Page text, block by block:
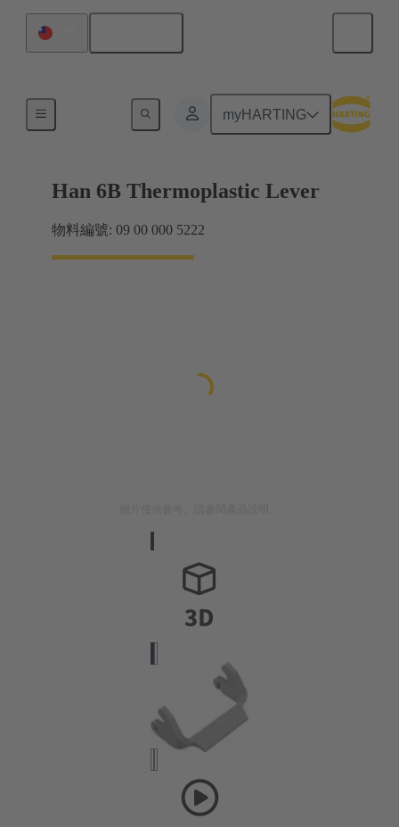
myHARTING
Han 6B Thermoplastic Lever
物料編號: 09 00 000 5222